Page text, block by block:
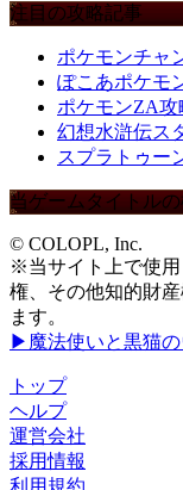
注目の攻略記事
ポケモンチャ
ぽこあポケモ
ポケモンZA攻
幻想水滸伝ス
スプラトゥー
当ゲームタイトル
© COLOPL, Inc.
※当サイト上で使
権、その他知的財
ます。
▶魔法使いと黒猫の
トップ
ヘルプ
運営会社
採用情報
利用規約